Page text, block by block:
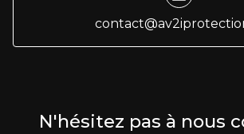
N'hésitez pas à nous